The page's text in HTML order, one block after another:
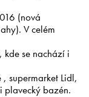
(nová
V celém
kde se nachází i
supermarket Lidl,
plavecký bazén.